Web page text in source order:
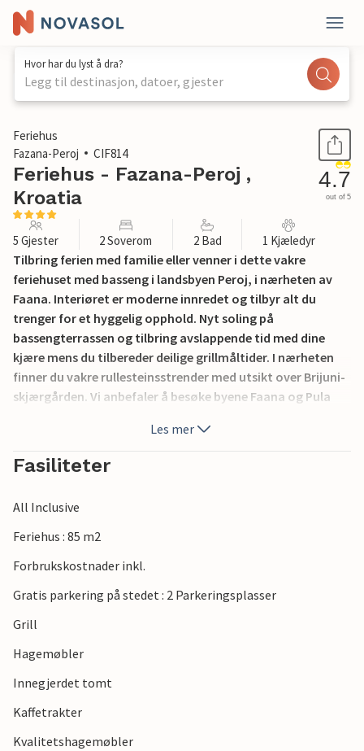
Hvor har du lyst å dra?
Legg til destinasjon, datoer, gjester
1 / 25
Feriehus
Fazana-Peroj
CIF814
Feriehus - Fazana-Peroj ,
Kroatia
4.7
out of 5
5 Gjester 2 Soverom 2 Bad 1 Kjæledyr
Tilbring ferien med familie eller venner i dette vakre
feriehuset med basseng i landsbyen Peroj, i nærheten av
Faana. Interiøret er moderne innredet og tilbyr alt du
trenger for et hyggelig opphold. Nyt soling på
bassengterrassen og tilbring avslappende tid med dine
kjære mens du tilbereder deilige grillmåltider. I nærheten
finner du vakre rullesteinsstrender med utsikt over Brijuni-
skjærgården. Vi anbefaler å besøke byene Faana og Pula
Les mer
Fasiliteter
All Inclusive
Feriehus : 85 m2
Forbrukskostnader inkl.
Gratis parkering på stedet : 2 Parkeringsplasser
Grill
Hagemøbler
Innegjerdet tomt
Kaffetrakter
Kvalitetshagemøbler